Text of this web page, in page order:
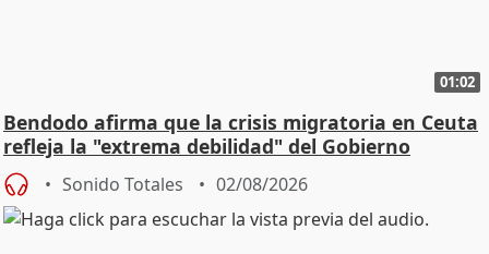
01:02
Bendodo afirma que la crisis migratoria en Ceuta
refleja la "extrema debilidad" del Gobierno
Sonido Totales 02/08/2026